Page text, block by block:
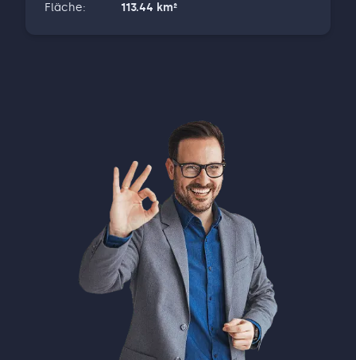
Fläche: 113.44 km²